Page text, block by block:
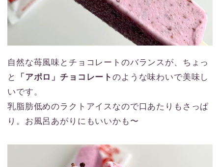
自然な苺風味とチョコレートのバランスが、ちょっ
と
「アポロ」チョコレートのような味わいで美味し
いです。
乳脂肪低めのラクトアイスなので口あたりもさっぱ
り。お風呂あがりにもいいかも〜